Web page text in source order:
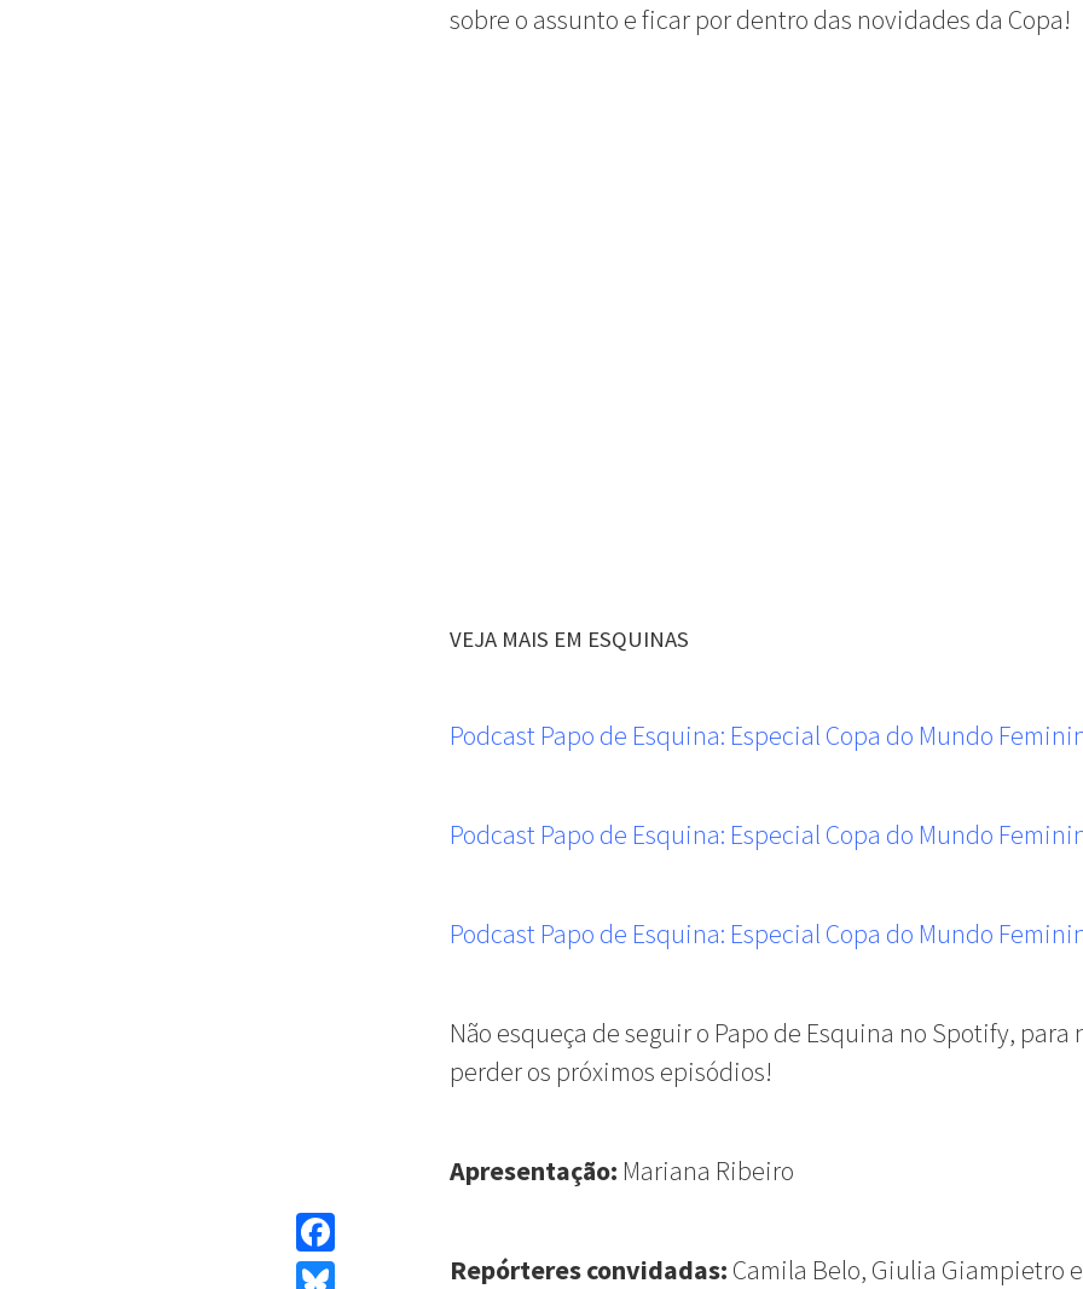
Facebook
sobre o assunto e ficar por dentro das novidades da Copa!
VEJA MAIS EM ESQUINAS
Podcast Papo de Esquina: Especial Copa do Mundo
Podcast Papo de Esquina: Especial Copa do Mundo
Podcast Papo de Esquina: Especial Copa do Mundo
Não esqueça de seguir o Papo de Esquina no Spotify, para
perder os próximos episódios!
Apresentação: Mariana Ribeiro
Repórteres convidadas: Camila Belo, Giulia Giampietro